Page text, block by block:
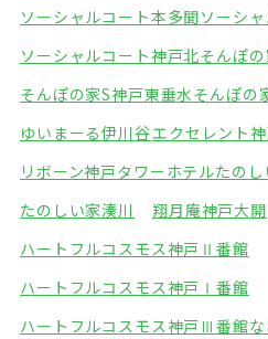
ソーシャルコート本多聞ソーシ
ソーシャルコート神戸北そんぽ
そんぽの家S神戸東垂水そんぽの
ゆいまーる伊川谷エクセレント
リボーン神戸タワーホテルたの
たのしい家湊川
翔月庵神戸大開
ハートフルコスモス神戸Ⅱ番館
ハートフルコスモス神戸Ⅰ番館
ハートフルコスモス神戸Ⅲ番館